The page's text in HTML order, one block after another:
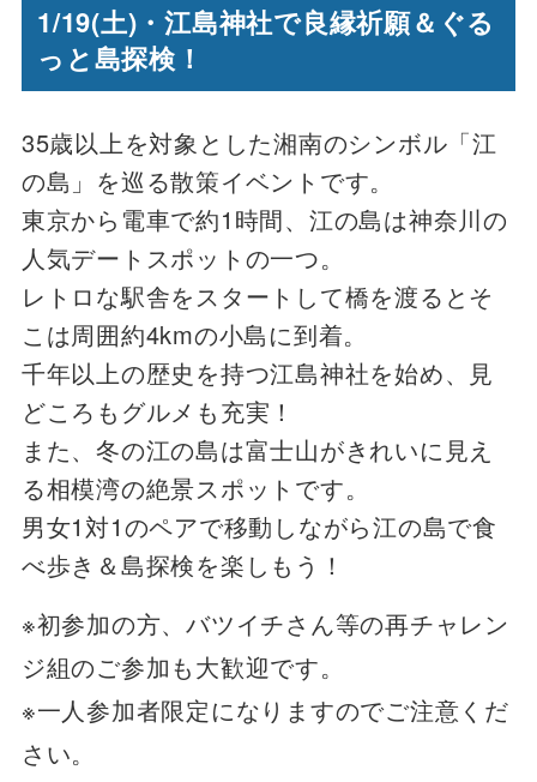
1/19(土)・江島神社で良縁祈願＆ぐる
っと島探検！
35歳以上を対象とした湘南のシンボル「江
の島」を巡る散策イベントです。
東京から電車で約1時間、江の島は神奈川の
人気デートスポットの一つ。
レトロな駅舎をスタートして橋を渡るとそ
こは周囲約4kmの小島に到着。
千年以上の歴史を持つ江島神社を始め、見
どころもグルメも充実！
また、冬の江の島は富士山がきれいに見え
る相模湾の絶景スポットです。
男女1対1のペアで移動しながら江の島で食
べ歩き＆島探検を楽しもう！
※初参加の方、バツイチさん等の再チャレン
ジ組のご参加も大歓迎です。
※一人参加者限定になりますのでご注意くだ
さい。